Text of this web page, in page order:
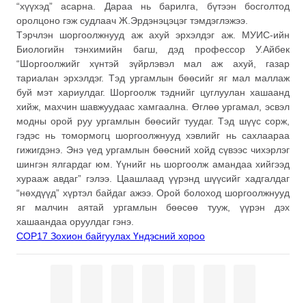
“хүүхэд” асарна. Дараа нь барилга, бүтээн босголтод
оролцоно гэж судлаач Ж.Эрдэнэцэцэг тэмдэглэжээ.
Тэрчлэн шоргоолжнууд аж ахуй эрхэлдэг аж. МУИС-ийн
Биологийн тэнхимийн багш, дэд профессор У.Айбек
“Шоргоолжийг хүнтэй зүйрлэвэл мал аж ахуй, газар
тариалан эрхэлдэг. Тэд ургамлын бөөсийг яг мал маллаж
буй мэт хариулдаг. Шоргоолж тэднийг цуглуулан хашаанд
хийж, махчин шавжуудаас хамгаална. Өглөө ургамал, эсвэл
модны орой руу ургамлын бөөсийг туудаг. Тэд шүүс сорж,
гэдэс нь томормогц шоргоолжнууд хэвлийг нь сахлаараа
гижигдэнэ. Энэ үед ургамлын бөөсний хойд сүвээс чихэрлэг
шингэн ялгардаг юм. Үүнийг нь шоргоолж амандаа хийгээд
хурааж авдаг” гэлээ. Цаашлаад үүрэнд шүүсийг хадгалдаг
“нөхдүүд” хүртэл байдаг ажээ. Орой болоход шоргоолжнууд
яг малчин аятай ургамлын бөөсөө тууж, үүрэн дэх
хашаандаа оруулдаг гэнэ.
COP17 Зохион байгуулах Үндэсний хороо